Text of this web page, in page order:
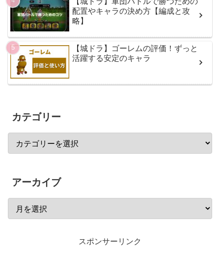
配置やキャラの決め方【編成と攻
略】
【城ドラ】ゴーレムの評価！ずっと
活躍する安定のキャラ
カテゴリー
アーカイブ
スポンサーリンク